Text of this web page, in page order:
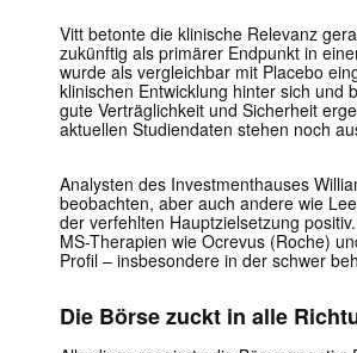
Vitt betonte die klinische Relevanz
zukünftig als primärer Endpunkt in
wurde als vergleichbar mit Placebo
klinischen Entwicklung hinter sich
gute Verträglichkeit und Sicherheit
aktuellen Studiendaten stehen noch
Analysten des Investmenthauses
beobachten, aber auch andere wie
der verfehlten Hauptzielsetzung
MS-Therapien wie Ocrevus (Roche)
Profil – insbesondere in der schwer
Die Börse zuckt in alle